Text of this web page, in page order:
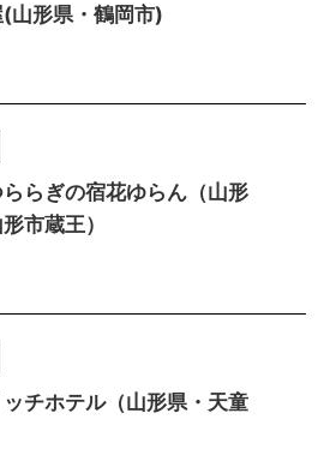
山形県・鶴岡市)
らぎの宿花ゆらん（山形
市蔵王）
チホテル（山形県・天童